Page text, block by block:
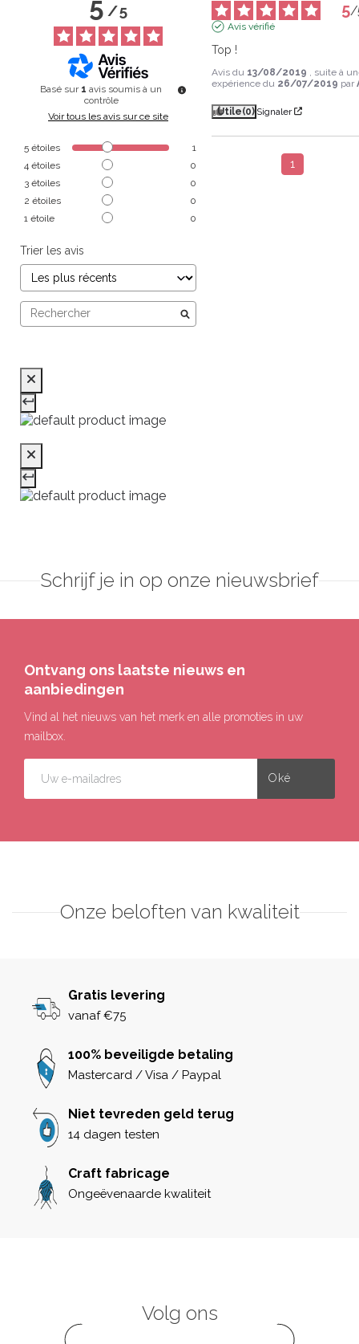
5/5
Basé sur 1 avis soumis à un
contrôle
Voir tous les avis sur ce site
5 étoiles
1
4 étoiles
0
3 étoiles
0
2 étoiles
0
1 étoile 0
Trier les avis
5/
Avis vérifié
Top !
Avis du 13/08/2019 , suite à
expérience du 26/07/2019 par
Utile(0) Signaler
1
Schrijf je in op onze nieuwsbrief
Ontvang ons laatste nieuws en
aanbiedingen
Vind al het nieuws van het merk en alle promoties in uw
mailbox.
Onze beloften van kwaliteit
Gratis levering
vanaf €75
100% beveiligde betaling
Mastercard / Visa / Paypal
Niet tevreden geld terug
14 dagen testen
Craft fabricage
Ongeëvenaarde kwaliteit
Volg ons